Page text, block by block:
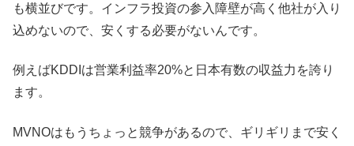
も横並びです。インフラ投資の参入障壁が高く他社が入り
込めないので、安くする必要がないんです。
例えばKDDIは営業利益率20%と日本有数の収益力を誇り
ます。
MVNOはもうちょっと競争があるので、ギリギリまで安く